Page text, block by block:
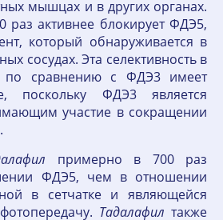
мышцах и в других органах.
раз активнее блокирует ФДЭ5,
который обнаруживается в
сосудах. Эта селективность в
сравнению с ФДЭ3 имеет
поскольку ФДЭ3 является
участие в сокращении
примерно в 700 раз
ФДЭ5, чем в отношении
в сетчатке и являющейся
Тадалафил также